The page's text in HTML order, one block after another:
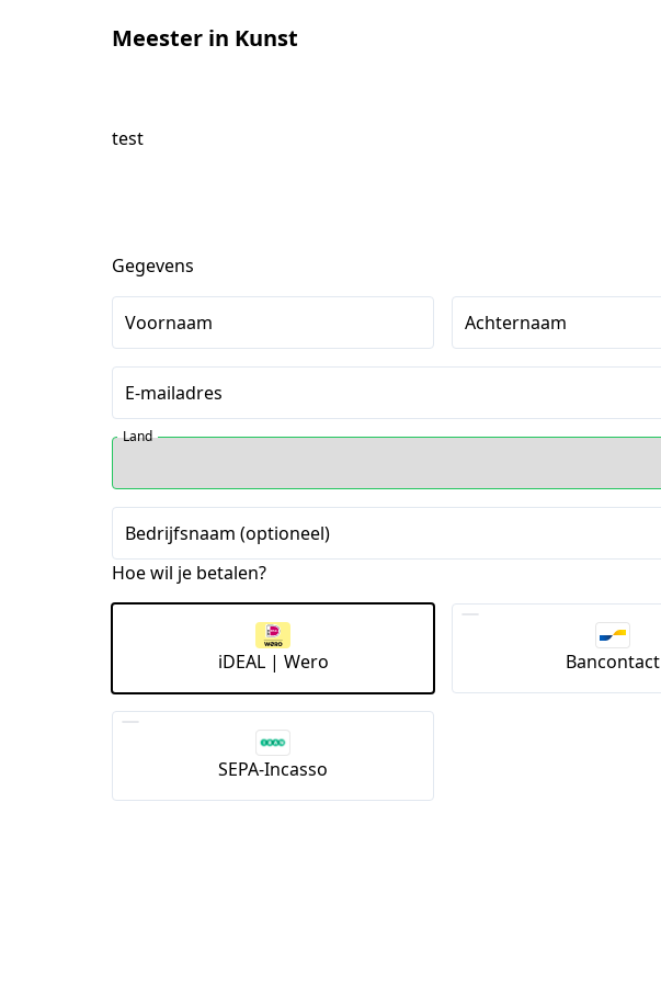
Meester in Kunst
test
Gegevens
Voornaam Achternaam
E-mailadres
Land
Bedrijfsnaam (optioneel)
Hoe wil je betalen?
iDEAL | Wero Bancontact
SEPA-Incasso